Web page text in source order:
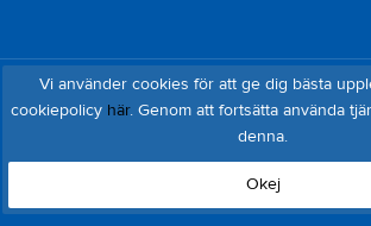
Vi använder cookies för att ge dig bästa
cookiepolicy här. Genom att fortsätta använda
denna.
Okej